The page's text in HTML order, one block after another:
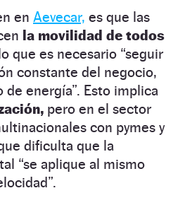
en Aevecar, es que las
la movilidad de todos
que es necesario “seguir
constante del negocio,
energía”. Esto implica
pero en el sector
con pymes y
dificulta que la
“se aplique al mismo